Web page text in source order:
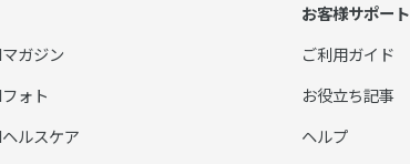
ガジン
ォト
ルスケア
お客様サポート
ご利用ガイド
お役立ち記事
ヘルプ